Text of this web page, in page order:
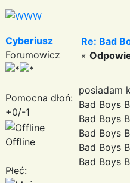
Cyberiusz
Forumowicz
Pomocna dłoń:
+0/-1
Offline
Płeć:
Re: Bad
«
posiadam
Bad Boys
Bad Boys
Bad Boys
Bad Boys
Bad Boys